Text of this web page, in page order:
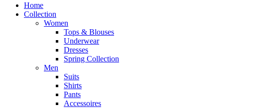
Home
Collection
Women
Tops & Blouses
Underwear
Dresses
Spring Collection
Men
Suits
Shirts
Pants
Accessoires